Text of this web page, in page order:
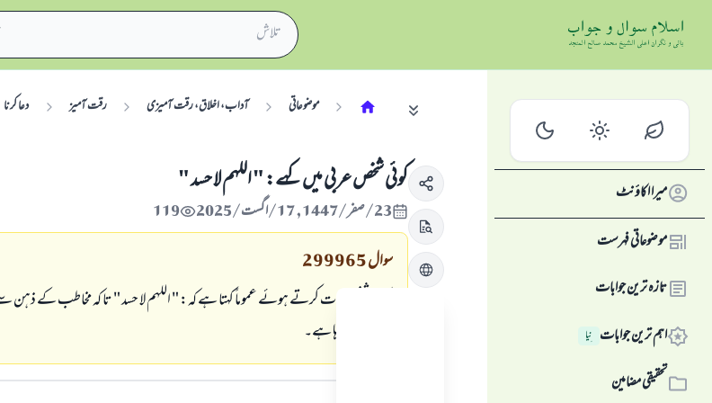
میرا اکاؤنٹ
موضوعاتی فہرست
تازہ ترین جوابات
اہم ترین جوابات نِیا
تحقیقی مضامین
موضوعاتی آداب، اخلاق، رقت آمیزی رقت آمیز دعا کرنا
کوئی شخص عربی میں کہے: " اللهم لا حسد "
23/صفر/1447 , 17/اگست/2025 119
سوال299965
ایک شخص بات کرتے ہوئے عموماً کہتا ہے کہ: " اللهم لا حسد " تا کہ مخاطب کے
سے حسد کر رہا ہے۔